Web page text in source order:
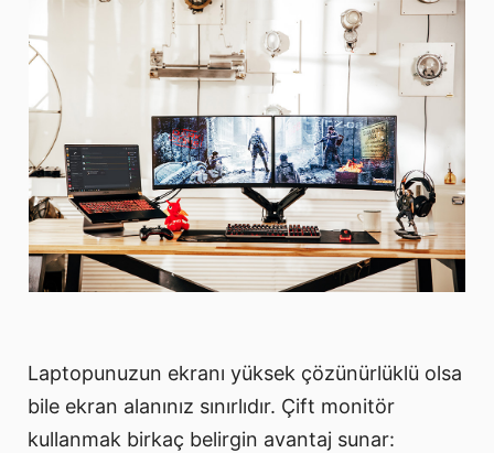
Laptopunuzun ekranı yüksek çözünürlüklü olsa
bile ekran alanınız sınırlıdır. Çift monitör
kullanmak birkaç belirgin avantaj sunar: